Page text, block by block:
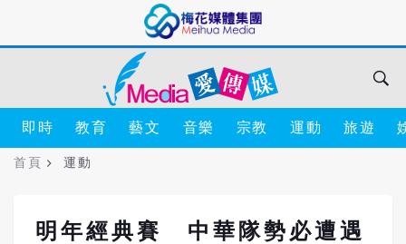
即時 教育 藝文 音樂 宗教 運動 旅遊
首頁 運動
明年經典賽 中華隊勢必遭遇